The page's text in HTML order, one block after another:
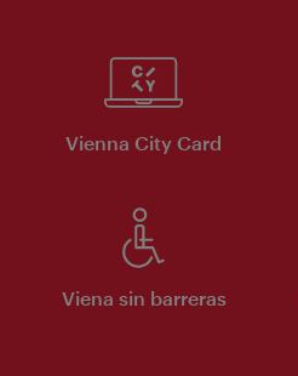
Vienna City Card
Viena sin barreras